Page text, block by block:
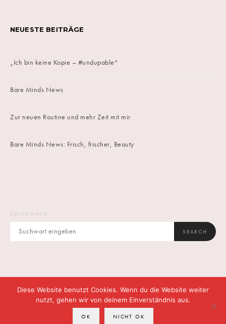
NEUESTE BEITRÄGE
„Ich bin keine Kopie – #undupable“
Bare Minds News
Zur neuen Routine und mehr Zeit mit mir
Bare Minds News: Frisch, frischer, Beauty
SUCHE NACH:
SEARCH
DATENSCHUTZ CONTACT
Diese Website benutzt Cookies. Wenn du die Website weiter
nutzt, gehen wir von deinem Einverständnis aus.
OK NICHT OK